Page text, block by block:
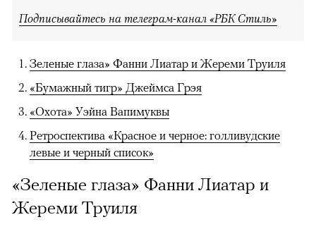
Подписывайтесь на телеграм-канал «РБК Стиль»
Зеленые глаза» Фанни Лиатар и Жереми Труиля
«Бумажный тигр» Джеймса Грэя
«Охота» Уэйна Вапимуквы
Ретроспектива «Красное и черное: голливудские
левые и черный список»
«Зеленые глаза» Фанни Лиатар и
Жереми Труиля